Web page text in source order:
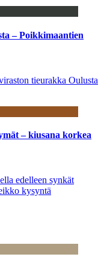
– Poikkimaantien
tieurakka Oulusta
– kiusana korkea
edelleen synkät
kysyntä